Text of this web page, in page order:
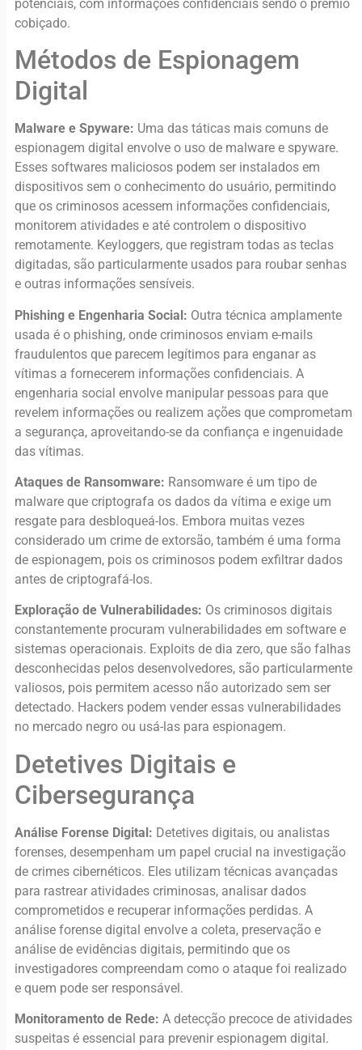
potenciais, com informações confidenciais sendo o prêmio
cobiçado.
Métodos de Espionagem
Digital
Malware e Spyware: Uma das táticas mais comuns de
espionagem digital envolve o uso de malware e spyware.
Esses softwares maliciosos podem ser instalados em
dispositivos sem o conhecimento do usuário, permitindo
que os criminosos acessem informações confidenciais,
monitorem atividades e até controlem o dispositivo
remotamente. Keyloggers, que registram todas as teclas
digitadas, são particularmente usados para roubar senhas
e outras informações sensíveis.
Phishing e Engenharia Social: Outra técnica amplamente
usada é o phishing, onde criminosos enviam e-mails
fraudulentos que parecem legítimos para enganar as
vítimas a fornecerem informações confidenciais. A
engenharia social envolve manipular pessoas para que
revelem informações ou realizem ações que comprometam
a segurança, aproveitando-se da confiança e ingenuidade
das vítimas.
Ataques de Ransomware: Ransomware é um tipo de
malware que criptografa os dados da vítima e exige um
resgate para desbloqueá-los. Embora muitas vezes
considerado um crime de extorsão, também é uma forma
de espionagem, pois os criminosos podem exfiltrar dados
antes de criptografá-los.
Exploração de Vulnerabilidades: Os criminosos digitais
constantemente procuram vulnerabilidades em software e
sistemas operacionais. Exploits de dia zero, que são falhas
desconhecidas pelos desenvolvedores, são particularmente
valiosos, pois permitem acesso não autorizado sem ser
detectado. Hackers podem vender essas vulnerabilidades
no mercado negro ou usá-las para espionagem.
Detetives Digitais e
Cibersegurança
Análise Forense Digital: Detetives digitais, ou analistas
forenses, desempenham um papel crucial na investigação
de crimes cibernéticos. Eles utilizam técnicas avançadas
para rastrear atividades criminosas, analisar dados
comprometidos e recuperar informações perdidas. A
análise forense digital envolve a coleta, preservação e
análise de evidências digitais, permitindo que os
investigadores compreendam como o ataque foi realizado
e quem pode ser responsável.
Monitoramento de Rede: A detecção precoce de atividades
suspeitas é essencial para prevenir espionagem digital.